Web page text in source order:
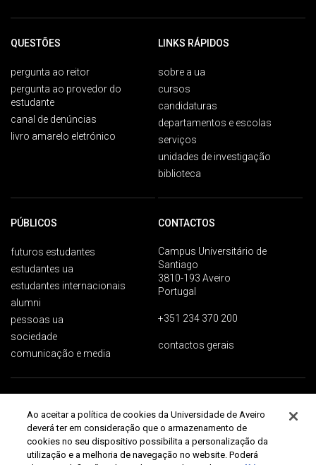
QUESTÕES
pergunta ao reitor
pergunta ao provedor do
estudante
canal de denúncias
livro amarelo eletrónico
LINKS RÁPIDOS
sobre a ua
cursos
candidaturas
departamentos e escolas
serviços
unidades de investigação
biblioteca
PÚBLICOS
futuros estudantes
estudantes ua
estudantes internacionais
alumni
pessoas ua
sociedade
comunicação e media
CONTACTOS
Campus Universitário de
Santiago
3810-193 Aveiro
Portugal
+351 234 370 200
contactos gerais
Universidade de Aveiro 2026
Ao aceitar a política de cookies da Universidade de Aveiro
deverá ter em consideração que o armazenamento de
cookies no seu dispositivo possibilita a personalização da
utilização e a melhoria de navegação no website. Poderá